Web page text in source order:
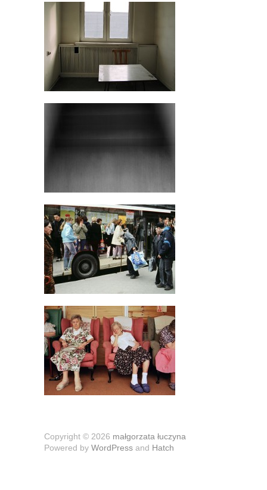
Copyright © 2026 małgorzata łuczyna
Powered by WordPress and Hatch